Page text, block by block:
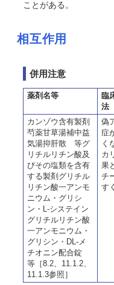
ことがある。
相互作用
併用注意
薬剤名等
臨
法
カンゾウ含有製剤
芍薬甘草湯補中益
気湯抑肝散 等グ
リチルリチン酸及
びその塩類を含有
する製剤グリチル
リチン酸一アンモ
ニウム・グリシ
ン・L-システイン
グリチルリチン酸
一アンモニウム・
グリシン・DL-メ
チオニン配合錠
等［8.2、11.1.2、
11.1.3参照］
偽
症
く
カ
果
チ
す